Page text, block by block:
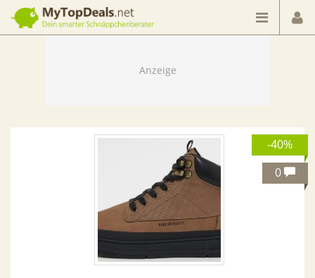
Dein smarter Schnäppchenberater
-40%
0